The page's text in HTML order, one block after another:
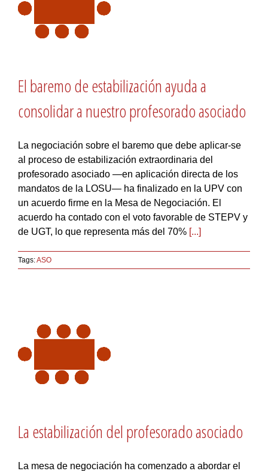
El baremo de estabilización ayuda a
consolidar a nuestro profesorado asociado
La negociación sobre el baremo que debe aplicar-se
al proceso de estabilización extraordinaria del
profesorado asociado —en aplicación directa de los
mandatos de la LOSU— ha finalizado en la UPV con
un acuerdo firme en la Mesa de Negociación. El
acuerdo ha contado con el voto favorable de STEPV y
de UGT, lo que representa más del 70% [...]
Tags:ASO
La estabilización del profesorado asociado
La mesa de negociación ha comenzado a abordar el